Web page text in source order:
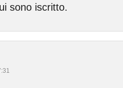
sono iscritto.